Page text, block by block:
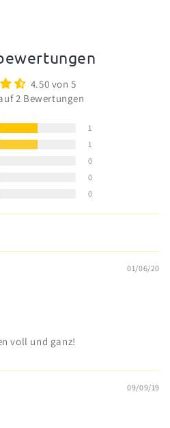
4.50 von 5
2 Bewertungen
1
1
0
0
0
01/06/20
voll und ganz!
09/09/19